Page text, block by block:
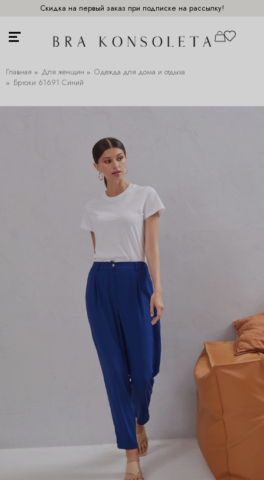
Скидка на первый заказ при подписке на рассылку!
Главная Для женщин
Одежда для дома и отдыха
Брюки 61691 Синий